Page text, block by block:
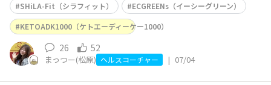
SHiLA-Fit（シラフィット）
ECGREENs（イーシーグリーン）
KETOADK1000（ケトエーディーケー1000）
26 52
まっつー(松原) ヘルスコーチャー | 07/04